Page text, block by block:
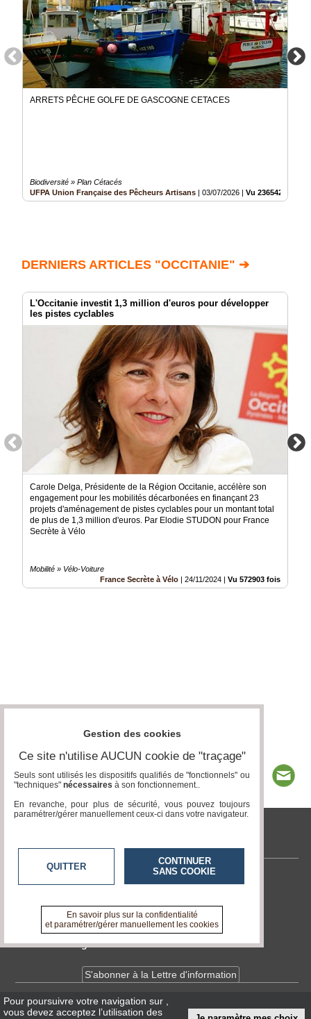
ARRETS PÊCHE GOLFE DE GASCOGNE CETACES
Biodiversité » Plan Cétacés
UFPA Union Française des Pêcheurs Artisans
03/07/2026 Vu 236542 fois
DERNIERS ARTICLES "OCCITANIE" ➔
L'Occitanie investit 1,3 million d'euros pour développer
les pistes cyclables
Carole Delga, Présidente de la Région Occitanie, accélère son
engagement pour les mobilités décarbonées en finançant 23
projets d'aménagement de pistes cyclables pour un montant total
de plus de 1,3 million d'euros. Par Elodie STUDON pour France
Secrète à Vélo
Mobilité » Vélo-Voiture
France Secrète à Vélo | 24/11/2024 | Vu 572903 fois
tvlocale.fr
Contactez-nous
A propos de tvlocale.fr
Devenir délégué
S'abonner à la Lettre d'information
InfosCNIL/RGPD
Pour poursuivre votre navigation sur
vous devez acceptez l’utilisation des
Gestion des cookies
Ce site n'utilise AUCUN cookie de "traçage"
Seuls sont utilisés les dispositifs qualifiés de "fonctionnels" ou
"techniques" nécessaires à son fonctionnement..
En revanche, pour plus de sécurité, vous pouvez toujours
paramétrer/gérer manuellement ceux-ci dans votre navigateur.
QUITTER
CONTINUER
SANS COOKIE
En savoir plus sur la confidentialité
et paramétrer/gérer manuellement les cookies